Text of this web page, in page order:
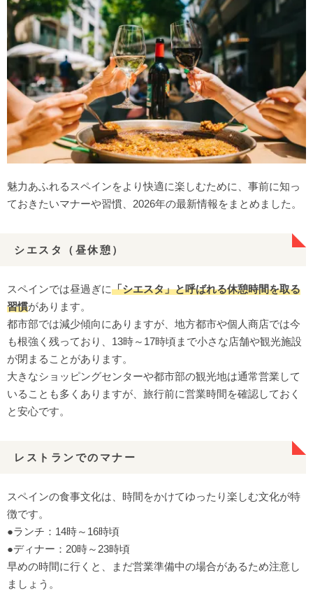
魅力あふれるスペインをより快適に楽しむために、事前に知っ
ておきたいマナーや習慣、2026年の最新情報をまとめました。
シエスタ（昼休憩）
スペインでは昼過ぎに「シエスタ」と呼ばれる休憩時間を取る
習慣があります。
都市部では減少傾向にありますが、地方都市や個人商店では今
も根強く残っており、13時～17時頃まで小さな店舗や観光施設
が閉まることがあります。
大きなショッピングセンターや都市部の観光地は通常営業して
いることも多くありますが、旅行前に営業時間を確認しておく
と安心です。
レストランでのマナー
スペインの食事文化は、時間をかけてゆったり楽しむ文化が特
徴です。
●ランチ：14時～16時頃
●ディナー：20時～23時頃
早めの時間に行くと、まだ営業準備中の場合があるため注意し
ましょう。